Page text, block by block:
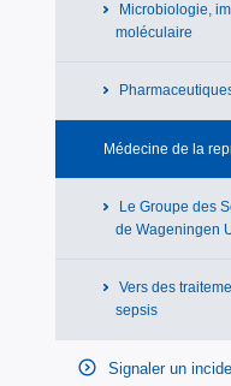
Microbiologie,
moléculaire
Médecine de la
Le Groupe des
de Wageningen
Vers des
sepsis
Signaler un